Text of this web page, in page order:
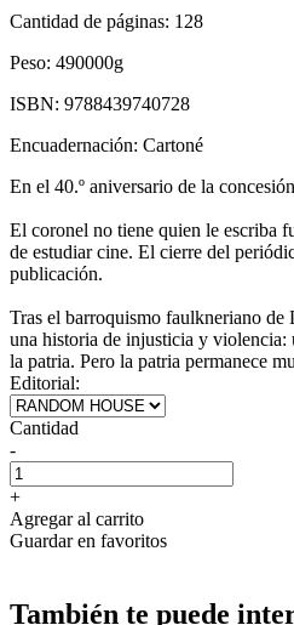
Cantidad de páginas: 128
Peso: 490000g
ISBN: 9788439740728
Encuadernación: Cartoné
En el 40.º aniversario de la
El coronel no tiene quien le escriba
de estudiar cine. El cierre del
publicación.
Tras el barroquismo faulkneriano de
una historia de injusticia y violencia:
la patria. Pero la patria permanece
Editorial:
Cantidad
-
+
Agregar al carrito
Guardar en favoritos
También te puede